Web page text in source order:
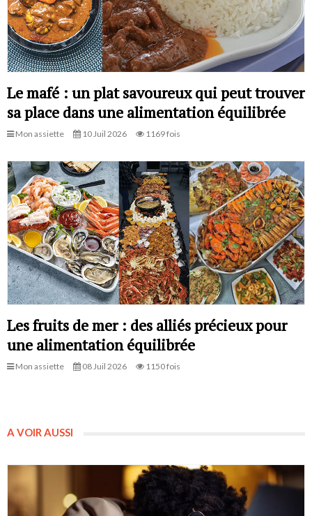
Le mafé : un plat savoureux qui peut trouver
sa place dans une alimentation équilibrée
Mon assiette 10 Juil 2026 1169 fois
Les fruits de mer : des alliés précieux pour
une alimentation équilibrée
Mon assiette 08 Juil 2026 1150 fois
A VOIR AUSSI